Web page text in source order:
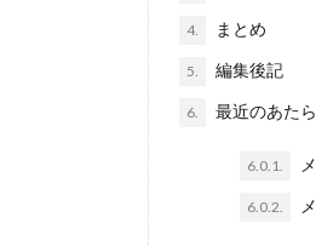
4. まとめ
5. 編集後記
6. 最近のあた
6.0.1.
6.0.2.